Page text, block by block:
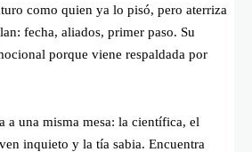
como quien ya lo pisó, pero aterriza
fecha, aliados, primer paso. Su
porque viene respaldada por
a una misma mesa: la científica, el
inquieto y la tía sabia. Encuentra